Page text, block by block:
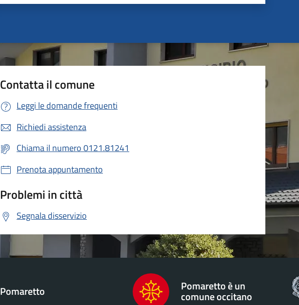
Contatta il comune
Leggi le domande frequenti
Richiedi assistenza
Chiama il numero 0121.81241
Prenota appuntamento
Problemi in città
Segnala disservizio
Pomaretto Pomaretto è un
comune occitano